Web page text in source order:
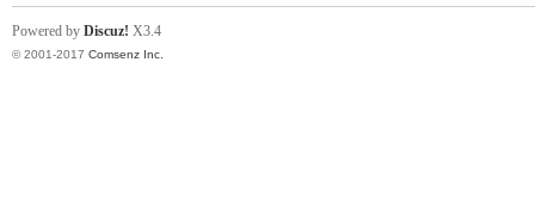
Powered by Discuz! X3.4
© 2001-2017 Comsenz Inc.